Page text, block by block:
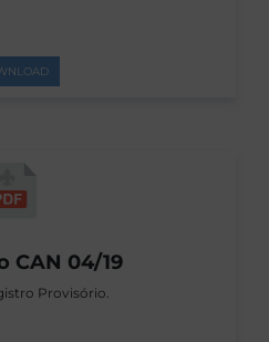
CAN 04/19
Provisório.